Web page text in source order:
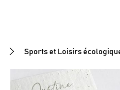
Sports et Loisirs